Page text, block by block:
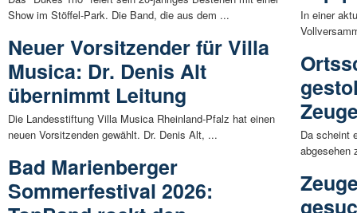
Show im Stöffel-Park. Die Band, die aus dem ...
Neuer Vorsitzender für Villa
Musica: Dr. Denis Alt
übernimmt Leitung
Die Landesstiftung Villa Musica Rheinland-Pfalz hat einen
neuen Vorsitzenden gewählt. Dr. Denis Alt, ...
Bad Marienberger
Sommerfestival 2026:
In einer
Da scheint
abgesehen